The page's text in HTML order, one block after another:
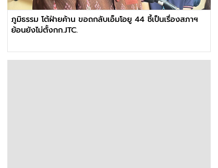
ภูมิธรรม โต้ฝ่ายค้าน ขอถกลับเอ็มโอยู 44 ชี้เป็นเรื่องสภาฯ
ย้อนยังไม่ตั้งกก.JTC.